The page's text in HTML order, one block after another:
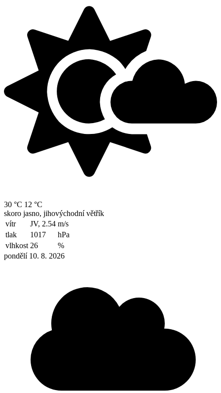
30 °C 12 °C
skoro jasno, jihovýchodní větřík
vítr
JV, 2.54 m/s
tlak
1017
hPa
vlhkost 26
%
pondělí 10. 8. 2026